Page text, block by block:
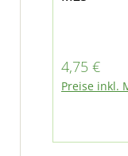
Regulärer
4,75 €
Preise inkl.